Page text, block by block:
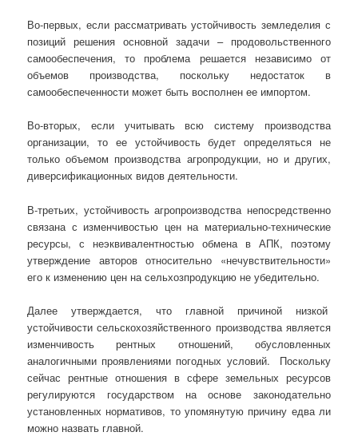
Во-первых, если рассматривать устойчивость земледелия с
позиций решения основной задачи – продовольственного
самообеспечения, то проблема решается независимо от
объемов производства, поскольку недостаток в
самообеспеченности может быть восполнен ее импортом.
Во-вторых, если учитывать всю систему производства
организации, то ее устойчивость будет определяться не
только объемом производства агропродукции, но и других,
диверсификационных видов деятельности.
В-третьих, устойчивость агропроизводства непосредственно
связана с изменчивостью цен на материально-технические
ресурсы, с неэквивалентностью обмена в АПК, поэтому
утверждение авторов относительно «нечувствительности»
его к изменению цен на сельхозпродукцию не убедительно.
Далее утверждается, что главной причиной низкой
устойчивости сельскохозяйственного производства является
изменчивость рентных отношений, обусловленных
аналогичными проявлениями погодных условий. Поскольку
сейчас рентные отношения в сфере земельных ресурсов
регулируются государством на основе законодательно
установленных нормативов, то упомянутую причину едва ли
можно назвать главной.